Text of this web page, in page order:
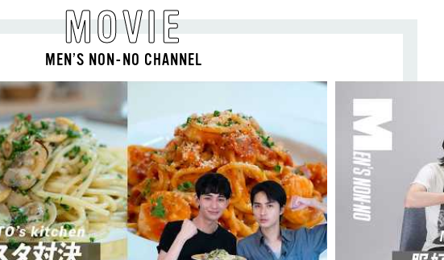
MOVIE
MEN’S NON-NO CHANNEL